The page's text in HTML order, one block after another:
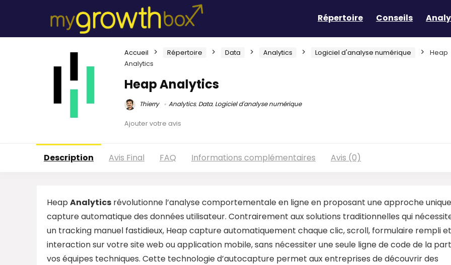
Répertoire Conseils
Accueil Répertoire Data Analytics Logiciel d'analyse numérique
Heap
Analytics
Heap Analytics
Thierry Analytics, Data, Logiciel d'analyse numérique
Ajouter votre avis
Description Avis Final FAQ Informations complémentaires Avis (0)
Heap Analytics révolutionne l’analyse comportementale en ligne en proposant une approche
capture automatique des données utilisateur. Contrairement aux solutions traditionnelles qui
un tracking manuel fastidieux, Heap capture automatiquement chaque clic, scroll, formulaire rempli et
interaction sur votre site web ou application mobile, sans nécessiter une seule ligne de code de la
vos équipes techniques. Cette technologie d’autocapture permet aux entreprises de découvrir des